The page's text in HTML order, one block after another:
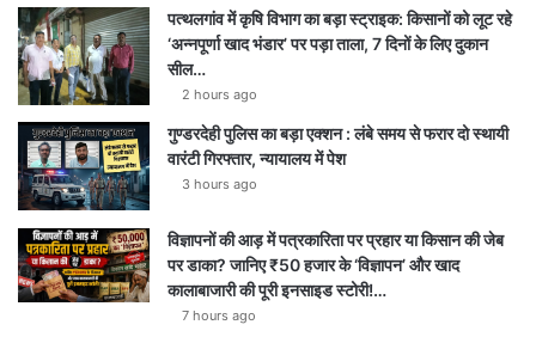
पत्थलगांव में कृषि विभाग का बड़ा स्ट्राइक: किसानों को लूट रहे
‘अन्नपूर्णा खाद भंडार’ पर पड़ा ताला, 7 दिनों के लिए दुकान
सील…
2 hours ago
गुण्डरदेही पुलिस का बड़ा एक्शन : लंबे समय से फरार दो स्थायी
वारंटी गिरफ्तार, न्यायालय में पेश
3 hours ago
विज्ञापनों की आड़ में पत्रकारिता पर प्रहार या किसान की जेब
पर डाका? जानिए ₹50 हजार के ‘विज्ञापन’ और खाद
कालाबाजारी की पूरी इनसाइड स्टोरी!…
7 hours ago